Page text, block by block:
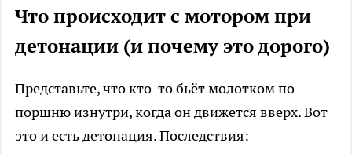
Что происходит с мотором при
детонации (и почему это дорого)
Представьте, что кто-то бьёт молотком по
поршню изнутри, когда он движется вверх. Вот
это и есть детонация. Последствия: